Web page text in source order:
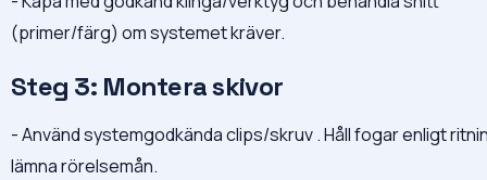
(primer/färg) om systemet kräver.
Steg 3: Montera skivor
- Använd systemgodkända clips/skruv . Håll fogar enligt
lämna rörelsemån.